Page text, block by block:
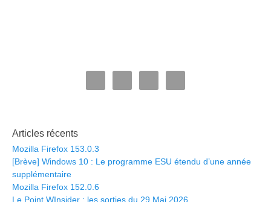
Articles récents
Mozilla Firefox 153.0.3
[Brève] Windows 10 : Le programme ESU étendu d’une année
supplémentaire
Mozilla Firefox 152.0.6
Le Point WInsider : les sorties du 29 Mai 2026.